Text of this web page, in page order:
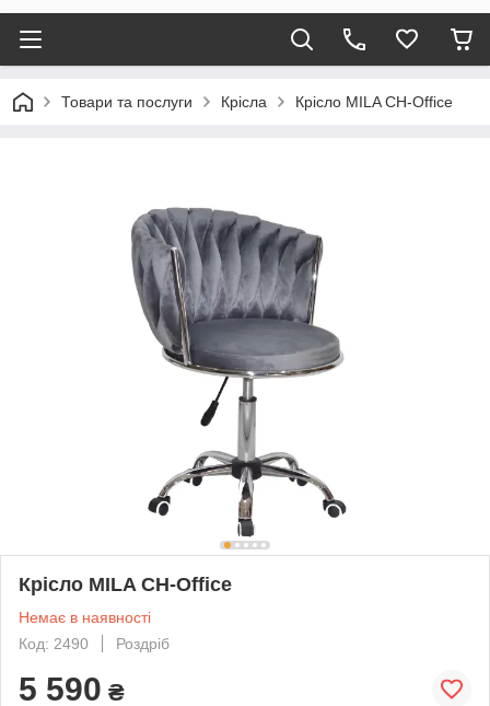
Товари та послуги Крісла Крісло MILA CH-Office
Крісло MILA CH-Office
Немає в наявності
Код: 2490
Роздріб
5 590 ₴